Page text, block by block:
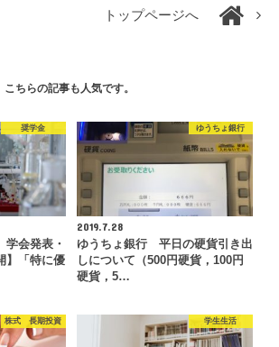
トップページへ
こちらの記事も人気です。
奨学金
会発表・
】「特に優
ゆうちょ銀行
2019.7.28
ゆうちょ銀行 平日の硬貨引き出
しについて（500円硬貨，100円
硬貨，5…
株式 長期投資 学生生活